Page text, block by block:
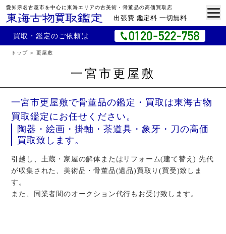
愛知県名古屋市を中心に東海エリアの古美術・骨董品の高価買取店
出張費 鑑定料 一切無料
買取・鑑定のご依頼は
トップ 更屋敷
一宮市更屋敷
一宮市更屋敷で骨董品の鑑定・買取は東海古物
買取鑑定にお任せください。
陶器・絵画・掛軸・茶道具・象牙・刀の高価
買取致します。
引越し、土蔵・家屋の解体またはリフォーム(建て替え) 先代
が収集された、美術品・骨董品(遺品)買取り(買受)致しま
す。
また、同業者間のオークション代行もお受け致します。